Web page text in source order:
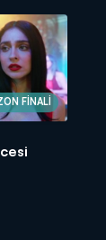
FİNALİ